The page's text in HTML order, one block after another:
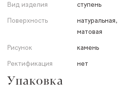
Вид изделия
ступень
Поверхность
натуральная,
матовая
Рисунок
камень
Ректификация
нет
Упаковка